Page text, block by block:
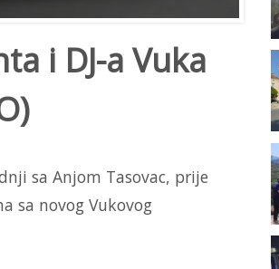
i DJ-a Vuka
sa Anjom Tasovac, prije
sa novog Vukovog